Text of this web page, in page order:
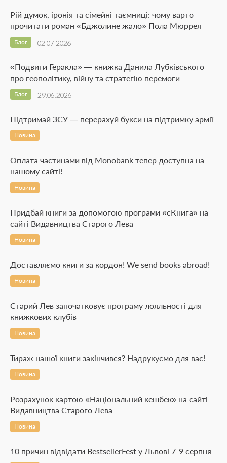
Рій думок, іронія та сімейні таємниці: чому варто
прочитати роман «Бджолине жало» Пола Мюррея
02.07.2026
Блог
«Подвиги Геракла» — книжка Данила Лубківського
про геополітику, війну та стратегію перемоги
29.06.2026
Блог
Підтримай ЗСУ — перерахуй букси на підтримку армії
Новина
Оплата частинами від Monobank тепер доступна на
нашому сайті!
Новина
Придбай книги за допомогою програми «єКнига» на
сайті Видавництва Старого Лева
Новина
Доставляємо книги за кордон! We send books abroad!
Новина
Старий Лев започатковує програму лояльності для
книжкових клубів
Новина
Тираж нашої книги закінчився? Надрукуємо для вас!
Новина
Розрахунок картою «Національний кешбек» на сайті
Видавництва Старого Лева
Новина
10 причин відвідати BestsellerFest у Львові 7-9 серпня